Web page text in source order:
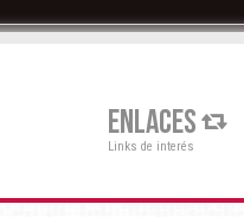
ENLACES
Links de interés